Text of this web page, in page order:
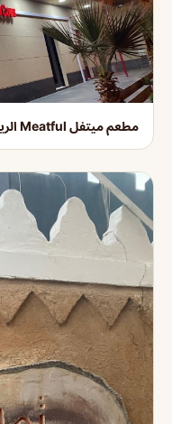
مطعم ميتفل Meatful الرياض (الأسعار+ المنيو+ الموقع)